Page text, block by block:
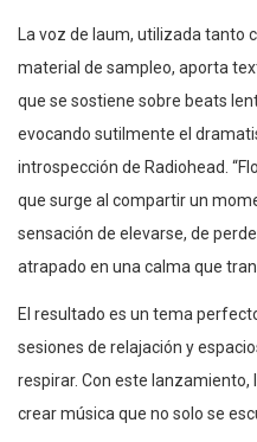
La voz de laum, utilizada
material de sampleo, aporta
que se sostiene sobre beats
evocando sutilmente el
introspección de Radiohead.
que surge al compartir un
sensación de elevarse, de
atrapado en una calma que
El resultado es un tema
sesiones de relajación y
respirar. Con este
crear música que no solo se